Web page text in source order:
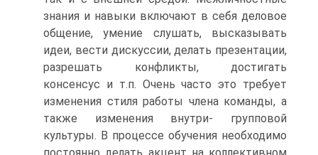
знания и навыки включают в себя деловое
общение, умение слушать, высказывать
идеи, вести дискуссии, делать презентации,
разрешать конфликты, достигать
консенсус и т.п. Очень часто это требует
изменения стиля работы члена команды, а
также изменения внутри- групповой
культуры. В процессе обучения необходимо